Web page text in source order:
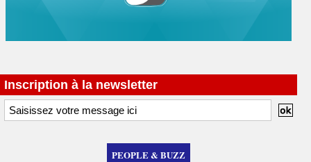
Inscription à la newsletter
PEOPLE & BUZZ